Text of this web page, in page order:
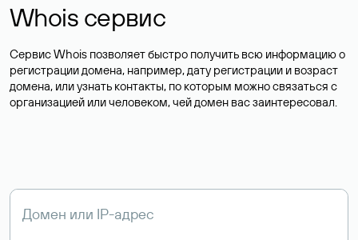
Whois сервис
Сервис Whois позволяет быстро получить всю информацию о
регистрации домена, например, дату регистрации и возраст
домена, или узнать контакты, по которым можно связаться с
организацией или человеком, чей домен вас заинтересовал.